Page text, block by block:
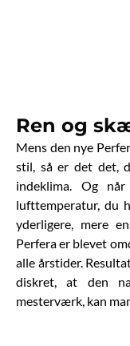
Ren og
Mens den nye
stil, så er det det,
indeklima. Og
lufttemperatur, du
yderligere, mere
Perfera er blevet
alle årstider.
diskret, at den
mesterværk, kan